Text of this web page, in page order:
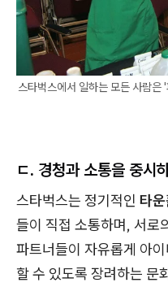
스타벅스에서 일하는 모든 사람은
ㄷ. 경청과 소통을 중시
스타벅스는 정기적인 타
들이 직접 소통하며, 서로
파트너들이 자유롭게 아
할 수 있도록 장려하는 문